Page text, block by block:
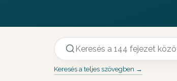
Keresés a teljes szövegben →